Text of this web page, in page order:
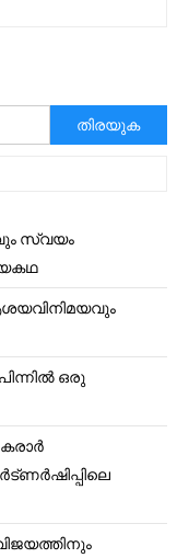
അനേഷിക്കുക
സ്വയം
ഒരു